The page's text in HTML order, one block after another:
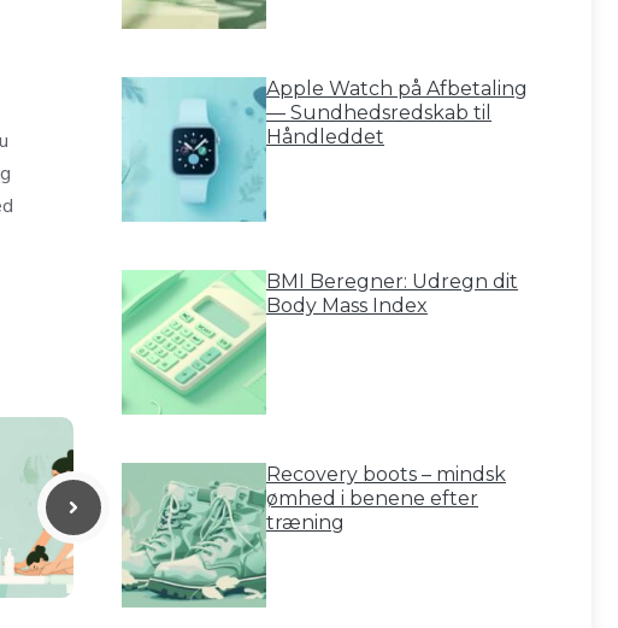
Apple Watch på Afbetaling
— Sundhedsredskab til
Håndleddet
BMI Beregner: Udregn dit
Body Mass Index
Recovery boots – mindsk
ømhed i benene efter
træning